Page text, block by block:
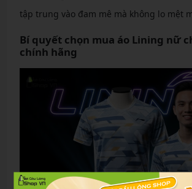
tập trung vào đam mê mà không lo mệt
Bí quyết chọn mua áo Lining nữ
chính hãng